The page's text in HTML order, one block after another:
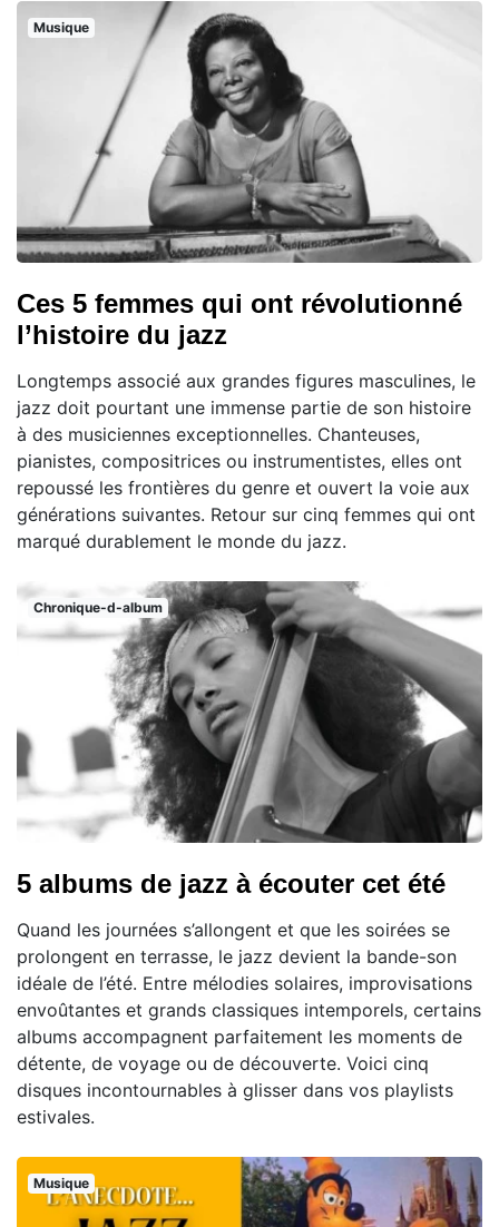
Musique
Ces 5 femmes qui ont révolutionné
l’histoire du jazz
Longtemps associé aux grandes figures masculines, le
jazz doit pourtant une immense partie de son histoire
à des musiciennes exceptionnelles. Chanteuses,
pianistes, compositrices ou instrumentistes, elles ont
repoussé les frontières du genre et ouvert la voie aux
générations suivantes. Retour sur cinq femmes qui ont
marqué durablement le monde du jazz.
Chronique-d-album
5 albums de jazz à écouter cet été
Quand les journées s’allongent et que les soirées se
prolongent en terrasse, le jazz devient la bande-son
idéale de l’été. Entre mélodies solaires, improvisations
envoûtantes et grands classiques intemporels, certains
albums accompagnent parfaitement les moments de
détente, de voyage ou de découverte. Voici cinq
disques incontournables à glisser dans vos playlists
estivales.
Musique